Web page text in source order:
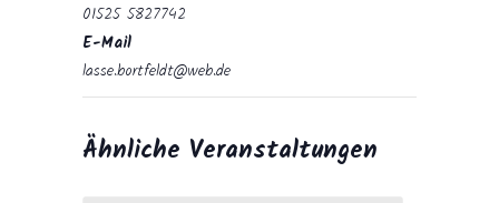
01525 5827742
E-Mail
lasse.bortfeldt@web.de
Ähnliche Veranstaltungen